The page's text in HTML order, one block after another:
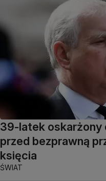
39-latek oskarżony
przed bezprawną
księcia
ŚWIAT